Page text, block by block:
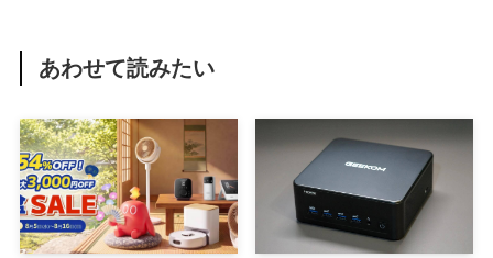
あわせて読みたい